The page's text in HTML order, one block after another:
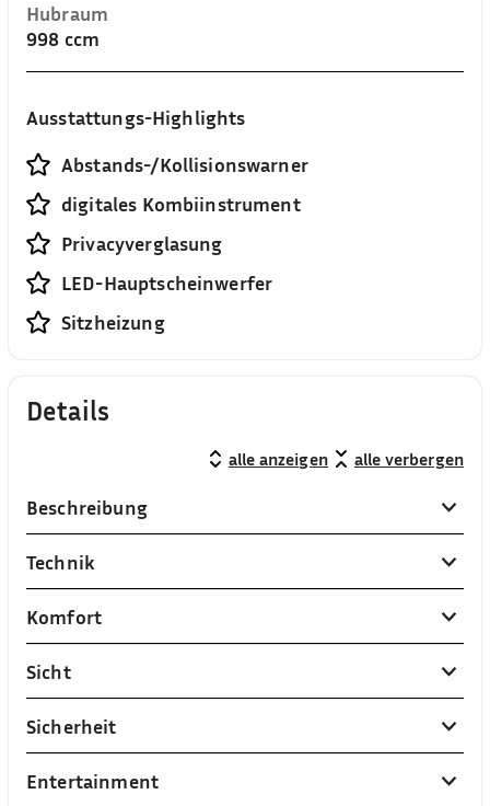
Hubraum
998 ccm
Ausstattungs-Highlights
Abstands-/Kollisionswarner
digitales Kombiinstrument
Privacyverglasung
LED-Hauptscheinwerfer
Sitzheizung
Details
alle anzeigen alle verbergen
Beschreibung
Technik
Komfort
Sicht
Sicherheit
Entertainment